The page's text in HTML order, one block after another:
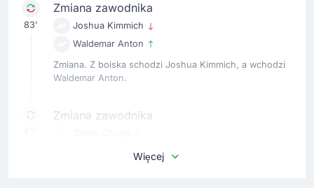
83'
Zmiana zawodnika
Joshua Kimmich
Waldemar Anton
Zmiana. Z boiska schodzi Joshua Kimmich, a wchodzi
Waldemar Anton.
Zmiana zawodnika
Gervane Kastaneer
Więcej